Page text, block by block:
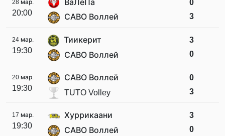
28 мар.
20:00
САВО Воллей
3
24 мар.
19:30
Тиикерит
САВО Воллей
3
0
20 мар.
19:30
САВО Воллей
TUTO Volley
0
3
17 мар.
19:30
Хуррикаани
САВО Воллей
3
0